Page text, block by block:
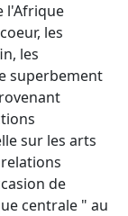
l'Afrique
les
les
superbement
sur les arts
de
centrale " au